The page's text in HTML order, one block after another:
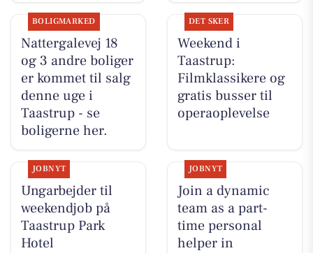
BOLIGMARKED
Nattergalevej 18
og 3 andre boliger
er kommet til salg
denne uge i
Taastrup - se
boligerne her.
DET SKER
Weekend i
Taastrup:
Filmklassikere og
gratis busser til
operaoplevelse
JOBNYT
Ungarbejder til
weekendjob på
Taastrup Park
Hotel
JOBNYT
Join a dynamic
team as a part-
time personal
helper in